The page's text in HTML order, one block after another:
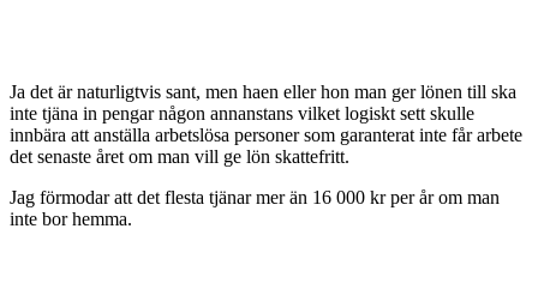
Ja det är naturligtvis sant, men haen eller hon man ger lönen till ska
inte tjäna in pengar någon annanstans vilket logiskt sett skulle
innbära att anställa arbetslösa personer som garanterat inte får arbete
det senaste året om man vill ge lön skattefritt.
Jag förmodar att det flesta tjänar mer än 16 000 kr per år om man
inte bor hemma.